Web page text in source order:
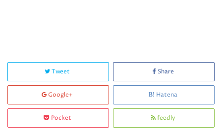
Tweet Share
Google+ Hatena
Pocket feedly